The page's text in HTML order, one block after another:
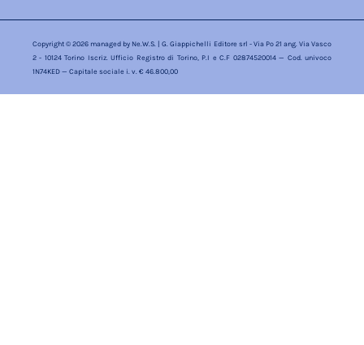
Copyright © 2026 managed by Ne.W.S. | G. Giappichelli Editore srl - Via Po 21 ang. Via Vasco
2 - 10124 Torino Iscriz. Ufficio Registro di Torino, P.I e C.F 02874520014 — Cod. univoco
1N74KED — Capitale sociale i. v. € 46.800,00